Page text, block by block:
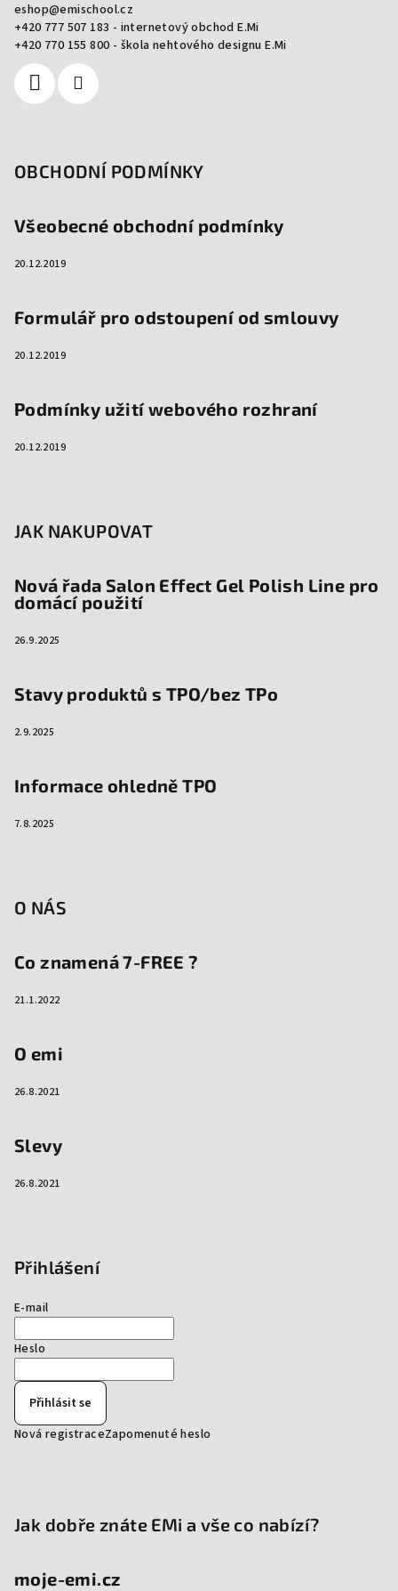
eshop@emischool.cz
+420 777 507 183 - internetový obchod E.Mi
+420 770 155 800 - škola nehtového designu E.Mi
OBCHODNÍ PODMÍNKY
Všeobecné obchodní podmínky
20.12.2019
Formulář pro odstoupení od smlouvy
20.12.2019
Podmínky užití webového rozhraní
20.12.2019
JAK NAKUPOVAT
Nová řada Salon Effect Gel Polish Line pro
domácí použití
26.9.2025
Stavy produktů s TPO/bez TPo
2.9.2025
Informace ohledně TPO
7.8.2025
O NÁS
Co znamená 7-FREE ?
21.1.2022
O emi
26.8.2021
Slevy
26.8.2021
Přihlášení
E-mail
Heslo
Přihlásit se
Nová registraceZapomenuté heslo
Jak dobře znáte EMi a vše co nabízí?
moje-emi.cz